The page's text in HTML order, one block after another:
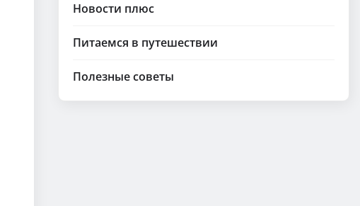
Новости плюс
Питаемся в путешествии
Полезные советы